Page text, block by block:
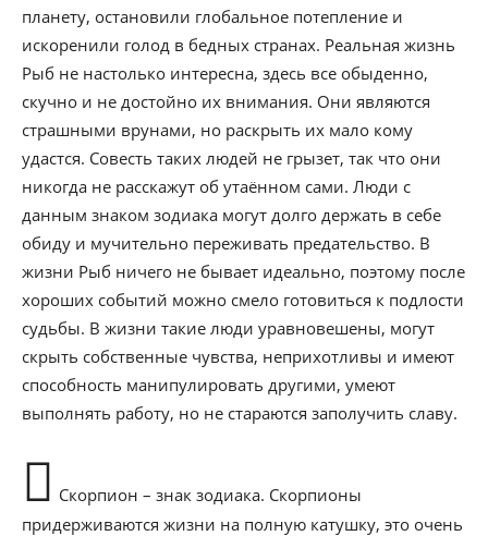
планету, остановили глобальное потепление и
искоренили голод в бедных странах. Реальная жизнь
Рыб не настолько интересна, здесь все обыденно,
скучно и не достойно их внимания. Они являются
страшными врунами, но раскрыть их мало кому
удастся. Совесть таких людей не грызет, так что они
никогда не расскажут об утаённом сами. Люди с
данным знаком зодиака могут долго держать в себе
обиду и мучительно переживать предательство. В
жизни Рыб ничего не бывает идеально, поэтому после
хороших событий можно смело готовиться к подлости
судьбы. В жизни такие люди уравновешены, могут
скрыть собственные чувства, неприхотливы и имеют
способность манипулировать другими, умеют
выполнять работу, но не стараются заполучить славу.
Скорпион – знак зодиака. Скорпионы
придерживаются жизни на полную катушку, это очень